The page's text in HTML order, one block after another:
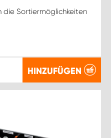
die Sortiermöglichkeiten
HINZUFÜGEN